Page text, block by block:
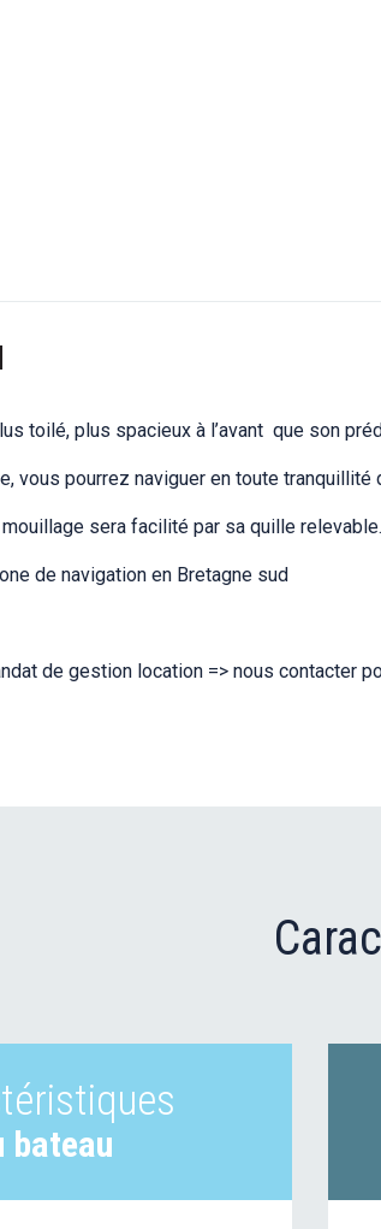
toilé, plus spacieux à l’avant que son
vous pourrez naviguer en toute
sera facilité par sa quille relevable.
de navigation en Bretagne sud
de gestion location => nous contacter
bateau